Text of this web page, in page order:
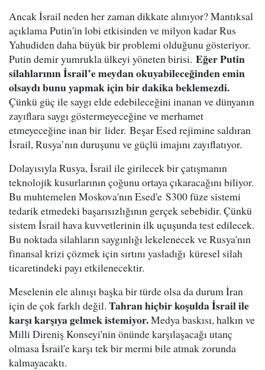
Ancak İsrail neden her zaman dikkate alınıyor? Mantıksal
açıklama Putin'in lobi etkisinden ve milyon kadar Rus
Yahudiden daha büyük bir problemi olduğunu gösteriyor.
Putin demir yumrukla ülkeyi yöneten birisi. Eğer Putin
silahlarının İsrail’e meydan okuyabileceğinden emin
olsaydı bunu yapmak için bir dakika beklemezdi.
Çünkü güç ile saygı elde edebileceğini inanan ve dünyanın
zayıflara saygı göstermeyeceğine ve merhamet
etmeyeceğine inan bir lider. Beşar Esed rejimine saldıran
İsrail, Rusya’nın duruşunu ve güçlü imajını zayıflatıyor.
Dolayısıyla Rusya, İsrail ile girilecek bir çatışmanın
teknolojik kusurlarının çoğunu ortaya çıkaracağını biliyor.
Bu muhtemelen Moskova'nın Esed'e S300 füze sistemi
tedarik etmedeki başarısızlığının gerçek sebebidir. Çünkü
sistem İsrail hava kuvvetlerinin ilk uçuşunda test edilecek.
Bu noktada silahların saygınlığı lekelenecek ve Rusya'nın
finansal krizi çözmek için sırtını yasladığı küresel silah
ticaretindeki payı etkilenecektir.
Meselenin ele alınışı başka bir türde olsa da durum İran
için de çok farklı değil. Tahran hiçbir koşulda İsrail ile
karşı karşıya gelmek istemiyor.Medya baskısı, halkın ve
Milli Direniş Konseyi'nin önünde karşılaşacağı utanç
olmasa İsrail'e karşı tek bir mermi bile atmak zorunda
kalmayacaktı.